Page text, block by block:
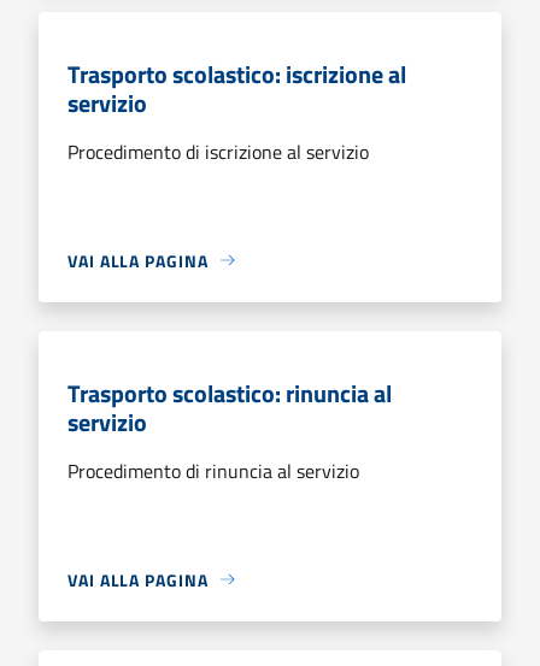
Trasporto scolastico: iscrizione al
servizio
Procedimento di iscrizione al servizio
VAI ALLA PAGINA
Trasporto scolastico: rinuncia al
servizio
Procedimento di rinuncia al servizio
VAI ALLA PAGINA